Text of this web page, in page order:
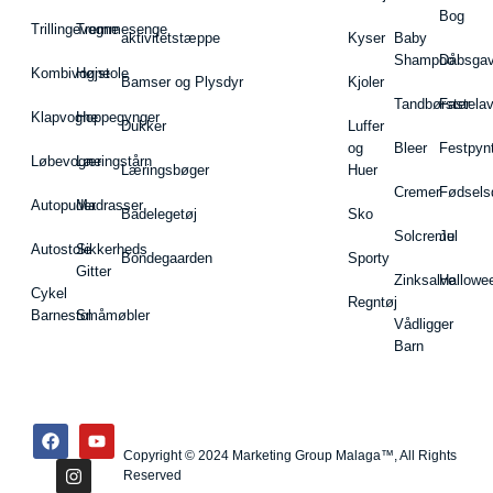
Trillingevogne
Kombivogne
Klapvogne
Løbevogne
Autopuder
Autostole
Cykel
Barnestol
Tremmesenge
Højstole
Hoppegynger
Læringstårn
Madrasser
Sikkerheds
Gitter
Småmøbler
aktivitetstæppe
Bamser og Plysdyr
Dukker
Læringsbøger
Badelegetøj
Bondegaarden
Kyser
Kjoler
Luffer
og
Huer
Sko
Sporty
Regntøj
Baby
Shampoo
Tandbørster
Bleer
Cremer
Solcreme
Zinksalve
Vådligger
Barn
Bog
Jul
Copyright © 2024 Marketing Group Malaga™, All Rights
Reserved